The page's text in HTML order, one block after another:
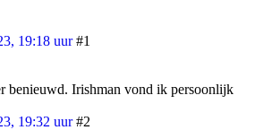
19:18 uur #1
benieuwd. Irishman vond ik persoonlijk
19:32 uur #2